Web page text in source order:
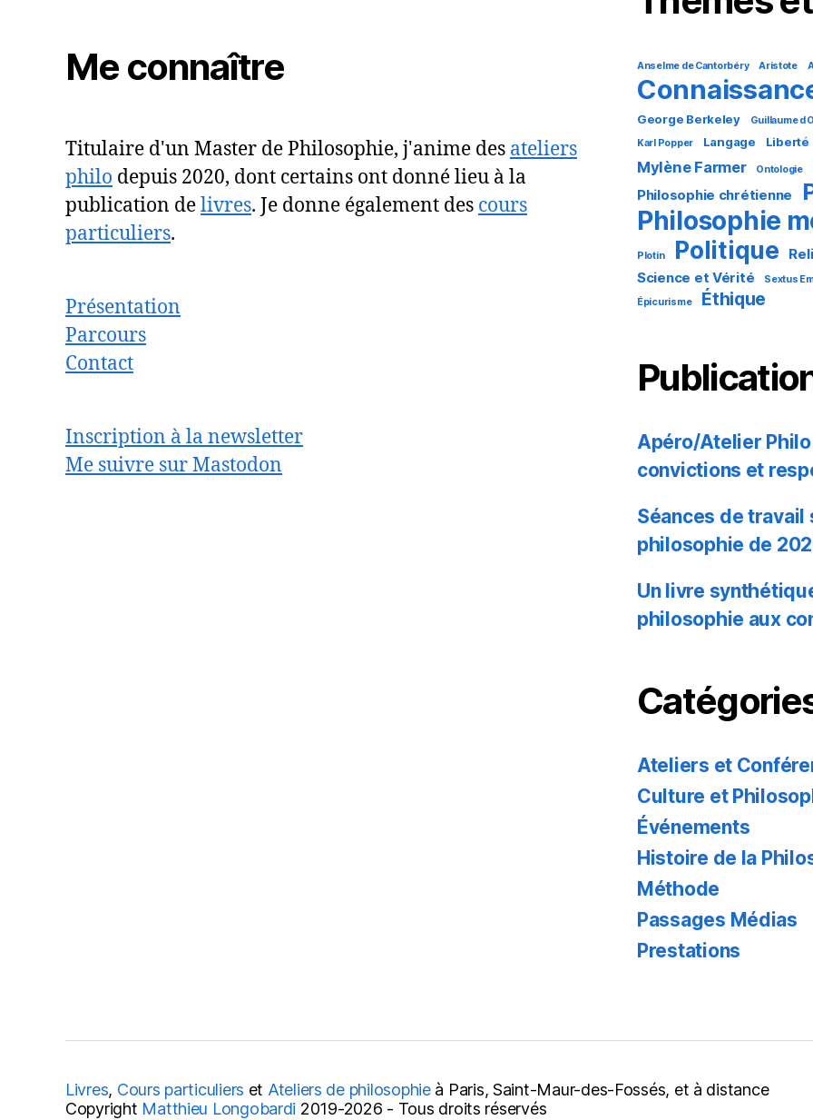
Me connaître
Titulaire d'un Master de Philosophie, j'anime des ateliers
philo depuis 2020, dont certains ont donné lieu à la
publication delivres. Je donne également des cours
particuliers.
Présentation
Parcours
Contact
Inscription à la newsletter
Me suivre sur Mastodon
Anselme de Cantorbéry Aristote
George Berkeley
Guillaume d
Karl Popper
Langage Liberté
Mylène Farmer Ontologie
Philosophie chrétienne
Philosophie
Plotin Politique
Science et Vérité Sextus
Épicurisme Éthique
Apéro/Atelier
convictions et
Séances de
philosophie de
Un livre
philosophie aux
Ateliers et
Culture et
Événements
Histoire de la
Méthode
Passages Médias
Prestations
Livres, Cours particuliers et Ateliers de philosophieà Paris, Saint-Maur-des-Fossés, et à distance
Copyright Matthieu Longobardi 2019-2026 - Tous droits réservés